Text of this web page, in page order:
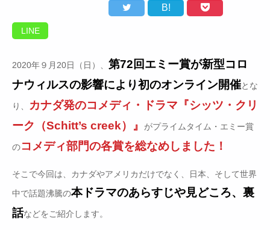
B!
LINE
2020年９月20日（日）、 第72回エミー賞が新型コロ
ナウィルスの影響により初のオンライン開催とな
り、
カナダ発のコメディ・ドラマ『シッツ・クリ
ーク（Schitt’s creek）』
がプライムタイム・エミー賞
のコメディ部門の各賞を総なめしました！
そこで今回は、カナダやアメリカだけでなく、日本、そして世界
中で話題沸騰の本ドラマのあらすじや見どころ、裏
話などをご紹介します。